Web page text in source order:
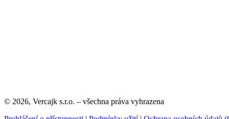
© 2026, Vercajk s.r.o. – všechna práva vyhrazena